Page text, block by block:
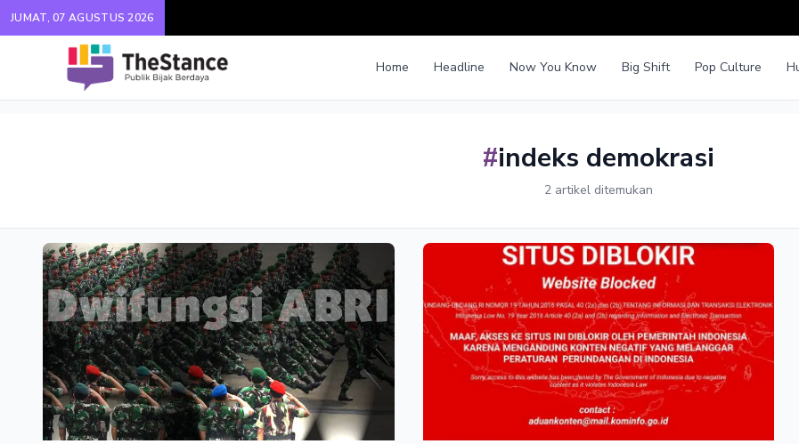
JUMAT, 07 AGUSTUS 2026
Home Headline Now You Know Big Shift Pop Culture
#indeks demokrasi
2 artikel ditemukan